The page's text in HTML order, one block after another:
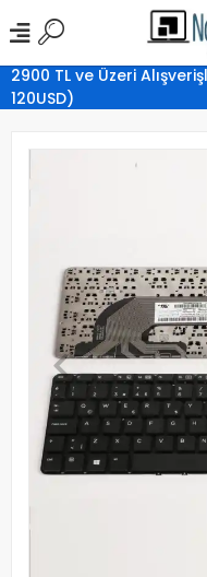
2900 TL ve Üzeri
120USD)